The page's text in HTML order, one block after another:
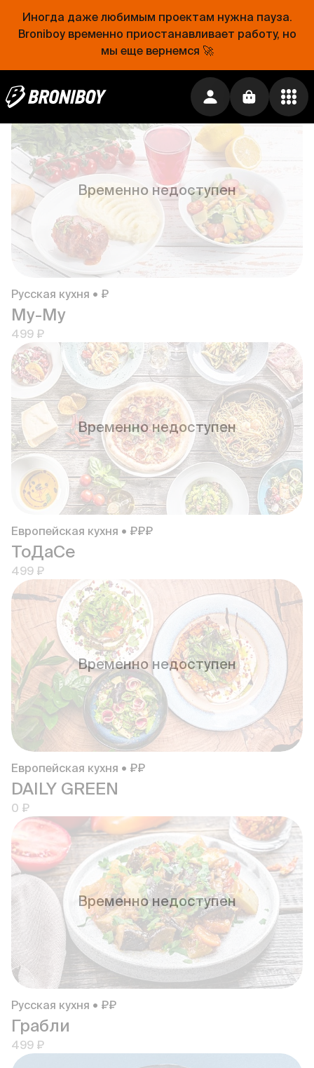
Иногда даже любимым проектам нужна пауза.
Broniboy временно приостанавливает работу, но
мы еще вернемся 🚀
Кавказская кухня • ₽₽
NAVAT - дом восточной кухни
0 ₽
Временно недоступен
Русская кухня • ₽
Му-Му
499 ₽
Временно недоступен
Европейская кухня • ₽₽₽
ТоДаСе
499 ₽
Временно недоступен
Европейская кухня • ₽₽
DAILY GREEN
0 ₽
Временно недоступен
Русская кухня • ₽₽
Грабли
499 ₽